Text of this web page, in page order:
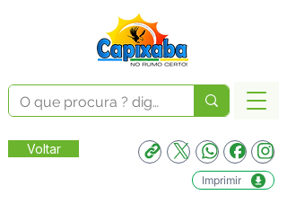
Voltar
Imprimir